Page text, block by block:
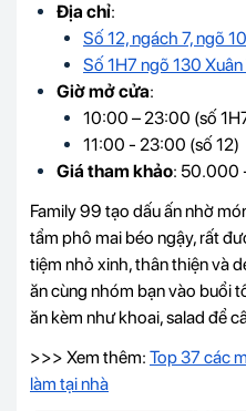
Địa chỉ:
Số 12, ngách 7, ngõ
Số 1H7 ngõ 130
Giờ mở cửa:
10:00 – 23:00 (số
11:00 - 23:00 (số 12)
Giá tham khảo: 50.000
Family 99 tạo dấu ấn nhờ
tẩm phô mai béo ngậy, rất
tiệm nhỏ xinh, thân thiện và
ăn cùng nhóm bạn vào buổi
ăn kèm như khoai, salad để
>>> Xem thêm: Top 37 các
làm tại nhà